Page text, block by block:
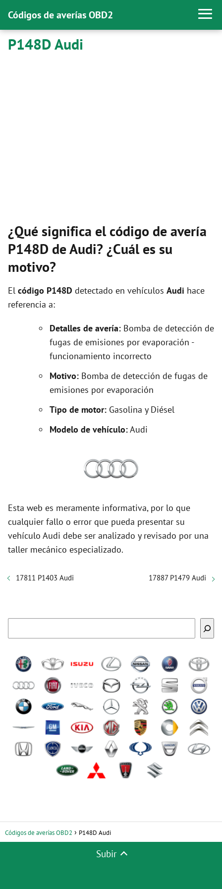
Códigos de averías OBD2
P148D Audi
¿Qué significa el código de avería
P148D de Audi? ¿Cuál es su
motivo?
El código P148D detectado en vehículos Audi hace
referencia a:
Detalles de avería: Bomba de detección de
fugas de emisiones por evaporación -
funcionamiento incorrecto
Motivo: Bomba de detección de fugas de
emisiones por evaporación
Tipo de motor: Gasolina y Diésel
Modelo de vehículo:Audi
Esta web es meramente informativa, por lo que
cualquier fallo o error que pueda presentar su
vehículo Audi debe ser analizado y revisado por una
taller mecánico especializado.
17811 P1403 Audi 17887 P1479 Audi
Códigos de averías OBD2 P148D Audi
Subir